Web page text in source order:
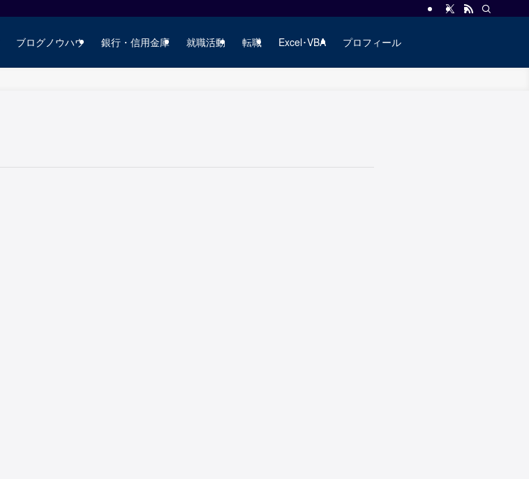
ブログノウハウ 銀行・信用金庫 就職活動 転職 Excel･VBA プロフィール